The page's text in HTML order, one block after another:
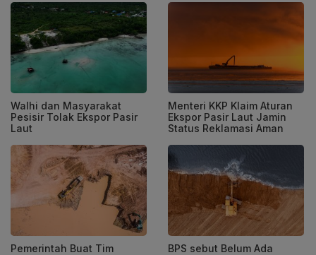
Walhi dan Masyarakat
Pesisir Tolak Ekspor Pasir
Laut
Menteri KKP Klaim Aturan
Ekspor Pasir Laut Jamin
Status Reklamasi Aman
Pemerintah Buat Tim
BPS sebut Belum Ada